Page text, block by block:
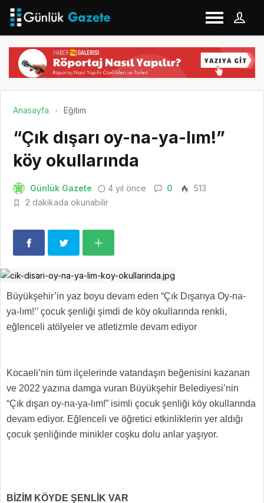
Anasayfa Eğitim
“Çık dışarı oy-na-ya-lım!”
köy okullarında
Günlük Gazete 4 yıl önce 0
513
2 dakikada okunabilir
Büyükşehir’in yaz boyu devam eden “Çık Dışarıya Oy-na-
ya-lım!’’ çocuk şenliği şimdi de köy okullarında renkli,
eğlenceli atölyeler ve atletizmle devam ediyor
Kocaeli’nin tüm ilçelerinde vatandaşın beğenisini kazanan
ve 2022 yazına damga vuran Büyükşehir Belediyesi’nin
“Çık dışarı oy-na-ya-lım!” isimli çocuk şenliği köy okullarında
devam ediyor. Eğlenceli ve öğretici etkinliklerin yer aldığı
çocuk şenliğinde minikler coşku dolu anlar yaşıyor.
BİZİM KÖYDE ŞENLİK VAR